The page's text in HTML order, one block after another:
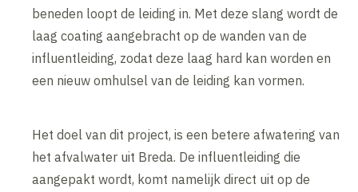
beneden loopt de leiding in. Met deze slang wordt de
laag coating aangebracht op de wanden van de
influentleiding, zodat deze laag hard kan worden en
een nieuw omhulsel van de leiding kan vormen.
Het doel van dit project, is een betere afwatering van
het afvalwater uit Breda. De influentleiding die
aangepakt wordt, komt namelijk direct uit op de